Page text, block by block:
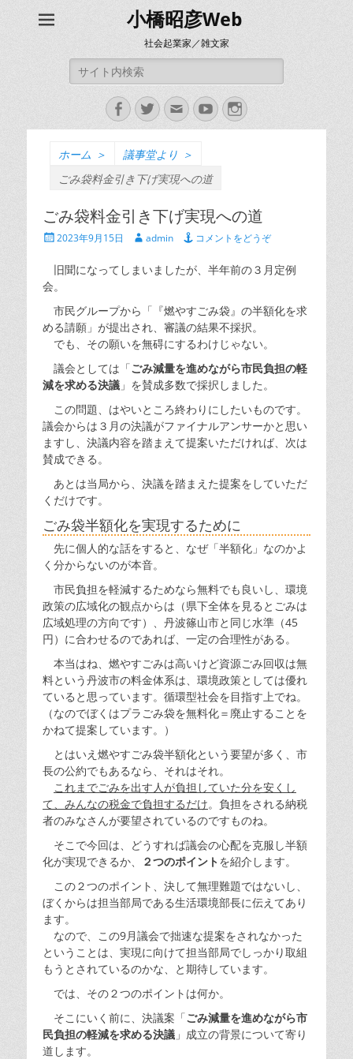
小橋昭彦Web
社会起業家／雑文家
索:
Facebook
Twitter
メ
ー
YouTubeInstagram
ホーム ＞ 議事堂より ＞
ごみ袋料金引き下げ実現への道
ごみ袋料金引き下げ実現への道
投 2023年9月15日
投
者
admin コメントをどうぞ
旧聞になってしまいましたが、半年前の３月定例
会。
市民グループから「『燃やすごみ袋』の半額化を求
める請願」が提出され、審議の結果不採択。
でも、その願いを無碍にするわけじゃない。
議会としては「ごみ減量を進めながら市民負担の軽
減を求める決議 」を賛成多数で採択しました。
この問題、はやいところ終わりにしたいものです。
議会からは３月の決議がファイナルアンサーかと思い
ますし、決議内容を踏まえて提案いただければ、次は
賛成できる。
あとは当局から、決議を踏まえた提案をしていただ
くだけです。
ごみ袋半額化を実現するために
先に個人的な話をすると、なぜ「半額化」なのかよ
く分からないのが本音。
市民負担を軽減するためなら無料でも良いし、環境
政策の広域化の観点からは（県下全体を見るとごみは
広域処理の方向です）、丹波篠山市と同じ水準（45
円）に合わせるのであれば、一定の合理性がある。
本当はね、燃やすごみは高いけど資源ごみ回収は無
料という丹波市の料金体系は、環境政策としては優れ
ていると思っています。循環型社会を目指す上でね。
（なのでぼくはプラごみ袋を無料化＝廃止することを
かねて提案しています。）
とはいえ燃やすごみ袋半額化という要望が多く、市
長の公約でもあるなら、それはそれ。
これまでごみを出す人が負担していた分を安くし
て、みんなの税金で負担するだけ。負担をされる納税
者のみなさんが要望されているのですものね。
そこで今回は、どうすれば議会の心配を克服し半額
化が実現できるか、
２つのポイント を紹介します。
この２つのポイント、決して無理難題ではないし、
ぼくからは担当部局である生活環境部長に伝えてあり
ます。
なので、この9月議会で拙速な提案をされなかった
ということは、実現に向けて担当部局でしっかり取組
もうとされているのかな、と期待しています。
では、その２つのポイントは何か。
そこにいく前に、決議案「ごみ減量を進めながら市
民負担の軽減を求める決議 」成立の背景について寄り
道します。